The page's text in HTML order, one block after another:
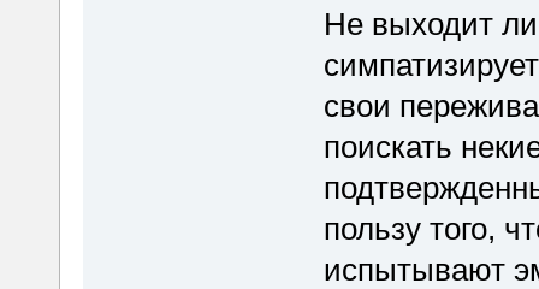
Не выходит
свои
поискать
пользу того,
испытывают